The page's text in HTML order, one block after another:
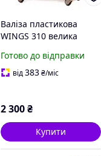
Валіза пластикова
WINGS 310 велика
з розширенням
Готово до відправки
від383₴/міс
2 300₴
Купити